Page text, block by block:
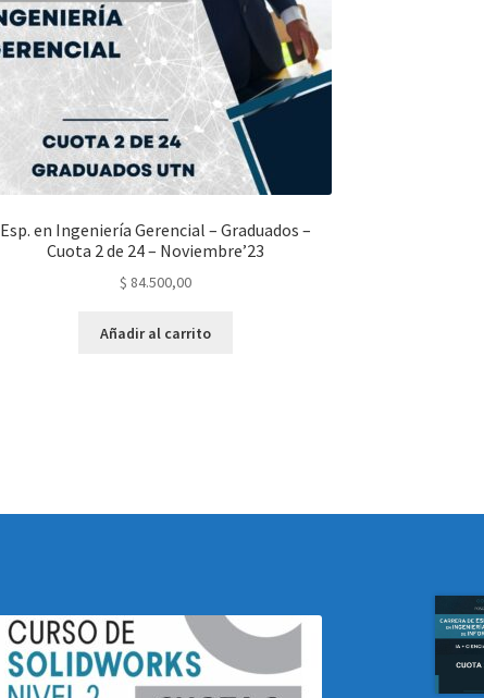
Esp. en Ingeniería Gerencial – Graduados –
Cuota 2 de 24 – Noviembre’23
$ 84.500,00
Añadir al carrito